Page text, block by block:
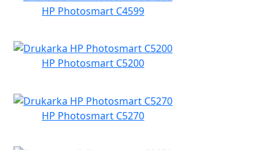
HP Photosmart C4599
HP Photosmart C5200
HP Photosmart C5270